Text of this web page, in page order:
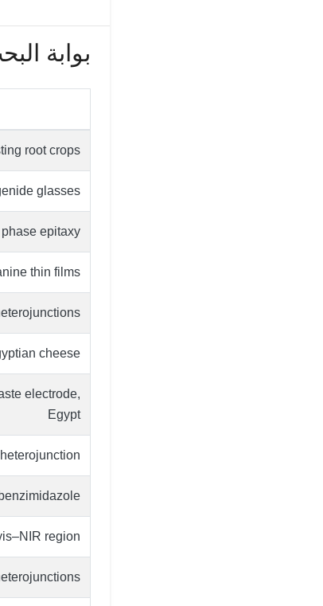
بوابة
root crops
glasses
epitaxy
thin films
cheese.
electrode,
Egypt
region